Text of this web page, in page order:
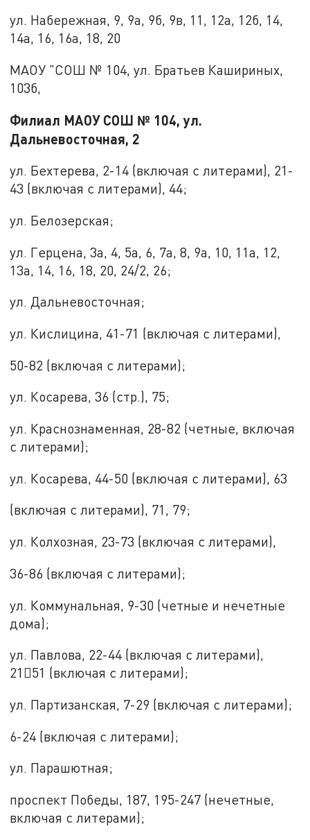
ул. Набережная, 9, 9а, 9б, 9в, 11, 12а, 12б, 14,
14а, 16, 16а, 18, 20
МАОУ "СОШ № 104, ул. Братьев Кашириных,
103б,
Филиал МАОУ СОШ № 104, ул.
Дальневосточная, 2
ул. Бехтерева, 2-14 (включая с литерами), 21-
43 (включая с литерами), 44;
ул. Белозерская;
ул. Герцена, 3а, 4, 5а, 6, 7а, 8, 9а, 10, 11а, 12,
13а, 14, 16, 18, 20, 24/2, 26;
ул. Дальневосточная;
ул. Кислицина, 41-71 (включая с литерами),
50-82 (включая с литерами);
ул. Косарева, 36 (стр.), 75;
ул. Краснознаменная, 28-82 (четные, включая
с литерами);
ул. Косарева, 44-50 (включая с литерами), 63
(включая с литерами), 71, 79;
ул. Колхозная, 23-73 (включая с литерами),
36-86 (включая с литерами);
ул. Коммунальная, 9-30 (четные и нечетные
дома);
ул. Павлова, 22-44 (включая с литерами),
2151 (включая с литерами);
ул. Партизанская, 7-29 (включая с литерами);
6-24 (включая с литерами);
ул. Парашютная;
проспект Победы, 187, 195-247 (нечетные,
включая с литерами);